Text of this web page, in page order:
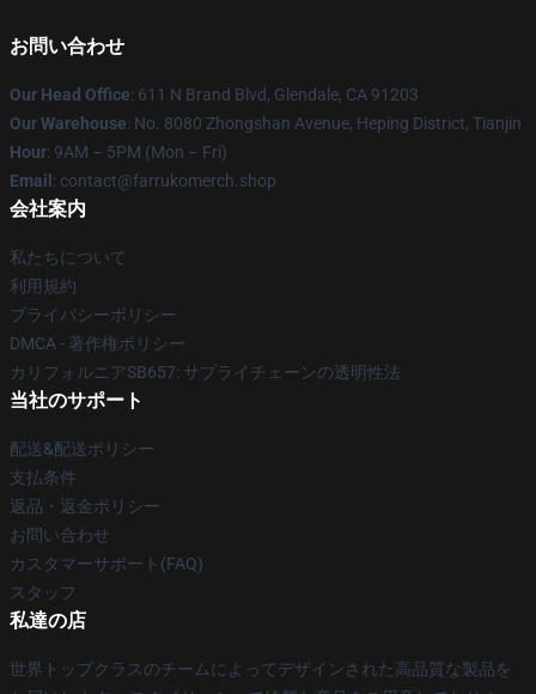
お問い合わせ
Our Head Office: 611 N Brand Blvd, Glendale, CA 91203
Our Warehouse: No. 8080 Zhongshan Avenue, Heping District, Tianjin
Hour: 9AM – 5PM (Mon – Fri)
Email : contact@farrukomerch.shop
会社案内
私たちについて
利用規約
プライバシーポリシー
DMCA - 著作権ポリシー
カリフォルニアSB657: サプライチェーンの透明性法
当社のサポート
配送&配送ポリシー
支払条件
返品・返金ポリシー
お問い合わせ
カスタマーサポート(FAQ)
スタッフ
私達の店
世界トップクラスのチームによってデザインされた高品質な製品を